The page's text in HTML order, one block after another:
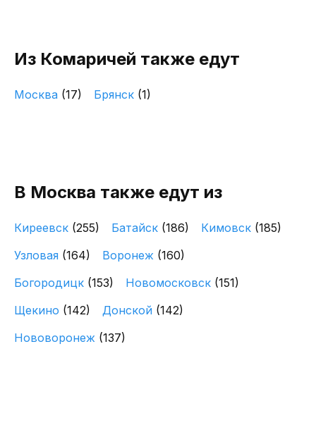
Из Комаричей также едут
Москва (17) Брянск (1)
В Москва также едут из
Киреевск (255) Батайск (186) Кимовск (185)
Узловая (164) Воронеж (160)
Богородицк (153) Новомосковск (151)
Щекино (142) Донской (142)
Нововоронеж (137)